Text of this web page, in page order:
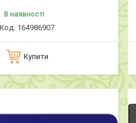
В наявності
164986907
Купити